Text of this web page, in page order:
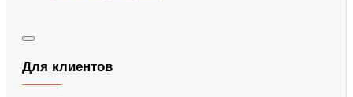
Для клиентов